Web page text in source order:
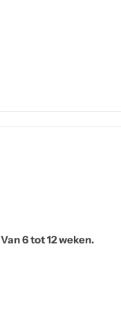
Van 6 tot 12 weken.